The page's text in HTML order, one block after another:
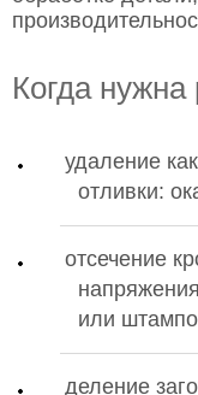
Когда
удаление
отливки:
отсечение
или
деление